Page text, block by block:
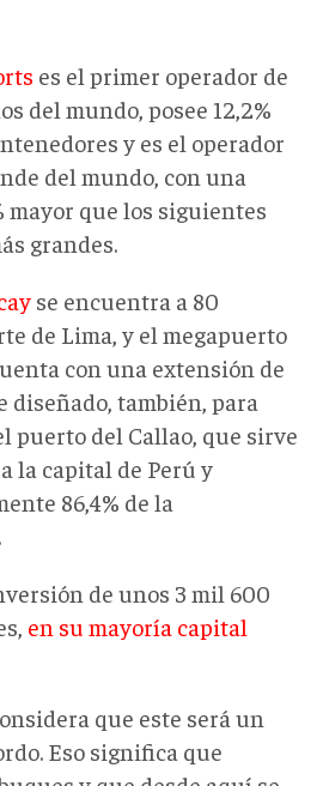
es el primer operador de
del mundo, posee 12,2%
y es el operador
del mundo, con una
que los siguientes
grandes.
se encuentra a 80
de Lima, y el megapuerto
con una extensión de
diseñado, también, para
puerto del Callao, que sirve
la capital de Perú y
86,4% de la
de unos 3 mil 600
en su mayoría capital
que este será un
Eso significa que